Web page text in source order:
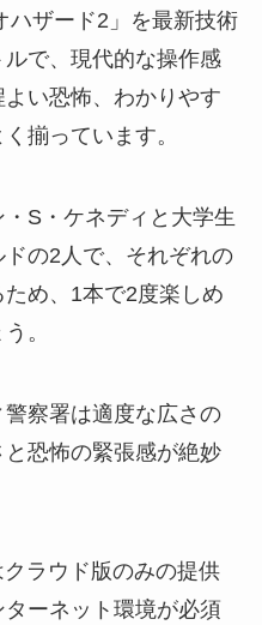
ハザード2」を最新技術
で、現代的な操作感
い恐怖、わかりやす
揃っています。
S・ケネディと大学生
の2人で、それぞれの
め、1本で2度楽しめ
。
察署は適度な広さの
恐怖の緊張感が絶妙
ラウド版のみの提供
ーネット環境が必須